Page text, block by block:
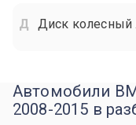
Диск колесный
Автомобили
2008-2015 в